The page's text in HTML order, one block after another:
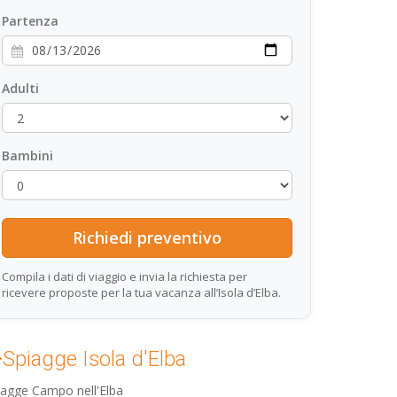
Partenza
Adulti
Bambini
Compila i dati di viaggio e invia la richiesta per
ricevere proposte per la tua vacanza all’Isola d’Elba.
Spiagge Isola d'Elba
Campo nell'Elba